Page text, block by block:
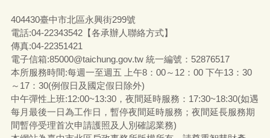
404430臺中市北區永興街299號
電話:04-22343542【各承辦人聯絡方式】
傳真:04-22351421
電子信箱:85000@taichung.gov.tw 統一編號：52876517
本所服務時間:每週一至週五 上午8：00～12：00 下午13：30
～17：30(例假日及國定假日除外)
中午彈性上班:12:00~13:30，夜間延時服務：17:30~18:30(如遇
每月最後一日為工作日，暫停夜間延時服務；夜間延長服務期
間暫停受理首次申請護照及人別確認業務)